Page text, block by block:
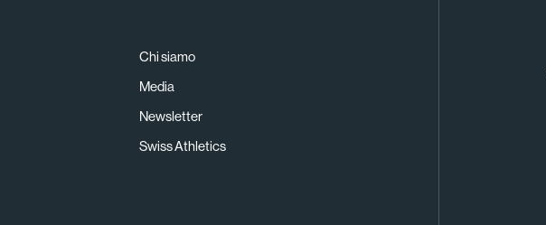
Chi siamo
Media
Newsletter
Swiss Athletics